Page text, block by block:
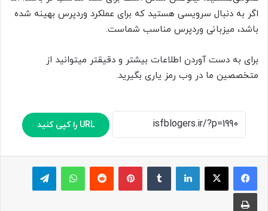
اگر به دنبال سرویسی هستید که برای عملکرد وردپرس بهینه شده
باشد، میزبانی وردپرس مناسب شماست.
برای به دست آوردن اطلاعات بیشتر و دقیقتر میتوانید از
متخصصین ما در وب رمز یاری بگیرید.
URL را کپی کنید
لینکدین ‫تامبلر پینترست‫رددیت واتس آپ تلگرام
چاپ